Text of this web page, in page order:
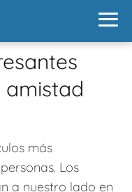
más
Los
a nuestro lado en